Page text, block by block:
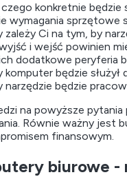
konkretnie będzie
wymagania
zależy Ci na tym, by
i wejść powinien
dodatkowe peryferia
komputer będzie
narzędzie będzie
na powyższe pytania
Równie ważny jest
finansowym.
biurowe -